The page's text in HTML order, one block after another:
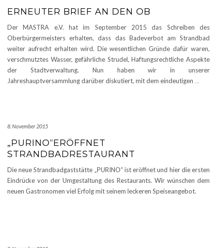
ERNEUTER BRIEF AN DEN OB
Der MASTRA e.V. hat im September 2015 das Schreiben des
Oberbürgermeisters erhalten, dass das Badeverbot am Strandbad
weiter aufrecht erhalten wird. Die wesentlichen Gründe dafür waren,
verschmutztes Wasser, gefährliche Strudel, Haftungsrechtliche Aspekte
der Stadtverwaltung. Nun haben wir in unserer
Jahreshauptversammlung darüber diskutiert, mit dem eindeutigen …
8. November 2015
„PURINO“ERÖFFNET
STRANDBADRESTAURANT
Die neue Strandbadgaststätte „PURINO“ ist eröffnet und hier die ersten
Eindrücke von der Umgestaltung des Restaurants. Wir wünschen dem
neuen Gastronomen viel Erfolg mit seinem leckeren Speiseangebot.